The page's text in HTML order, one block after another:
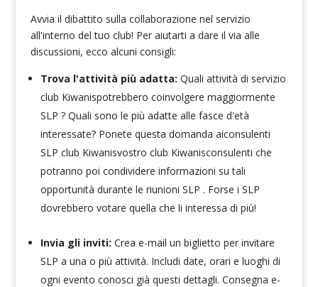
Avvia il dibattito sulla collaborazione nel servizio
all'interno del tuo club! Per aiutarti a dare il via alle
discussioni, ecco alcuni consigli:
Trova l'attività più adatta: Quali attività di servizio
club Kiwanispotrebbero coinvolgere maggiormente
SLP ? Quali sono le più adatte alle fasce d'età
interessate? Ponete questa domanda aiconsulenti
SLP club Kiwanisvostro club Kiwanisconsulenti che
potranno poi condividere informazioni su tali
opportunità durante le riunioni SLP . Forse i SLP
dovrebbero votare quella che li interessa di più!
Invia gli inviti: Crea e-mail un biglietto per invitare
SLP a una o più attività. Includi date, orari e luoghi di
ogni evento conosci già questi dettagli. Consegna e-